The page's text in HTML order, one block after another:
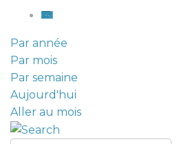
Par année
Par mois
Par semaine
Aujourd'hui
Aller au mois